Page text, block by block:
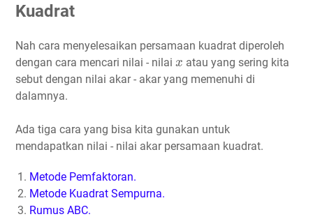
Kuadrat
Nah cara menyelesaikan persamaan kuadrat diperoleh
dengan cara mencari nilai - nilai x
x atau yang sering kita
sebut dengan nilai akar - akar yang memenuhi di
dalamnya.
Ada tiga cara yang bisa kita gunakan untuk
mendapatkan nilai - nilai akar persamaan kuadrat.
Metode Pemfaktoran.
Metode Kuadrat Sempurna.
Rumus ABC.